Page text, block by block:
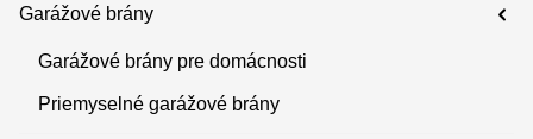
Garážové brány
Garážové brány pre domácnosti
Priemyselné garážové brány